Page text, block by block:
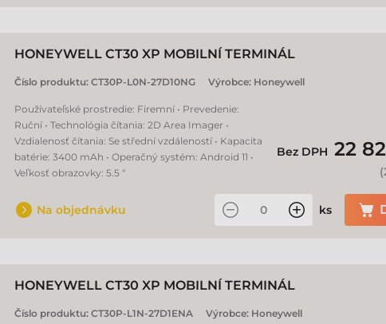
HONEYWELL CT30 XP MOBILNÍ TERMINÁL
Číslo produktu: CT30P-L0N-27D10NG Výrobce: Honeywell
Používateľské prostredie: Firemní • Prevedenie:
Ruční • Technológia čítania: 2D Area Imager •
Vzdialenosť čítania: Se střední vzdáleností • Kapacita
batérie: 3400 mAh • Operačný systém: Android 11 •
Veľkosť obrazovky: 5.5 "
Bez DPH 22
(
Na objednávku ks
HONEYWELL CT30 XP MOBILNÍ TERMINÁL
Číslo produktu: CT30P-L1N-27D1ENA Výrobce: Honeywell